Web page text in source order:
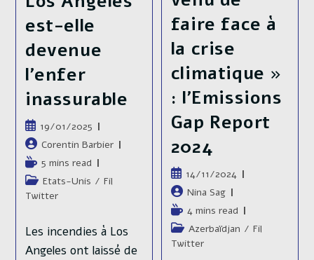
est-elle
devenue
l’enfer
inassurable
Publication
publiée :
19/01/2025
Auteur/autrice
de
la
publication :
Corentin Barbier
Temps
de
lecture :
5 mins read
Post
category:
Etats-Unis / Fil
Twitter
Les incendies à Los
Angeles ont laissé de
faire face à
la crise
climatique »
: l’Emissions
Gap Report
2024
Publication
publiée :
14/11/2024
Auteur/autrice
de
la
publication :
Nina Sag
Temps
de
lecture :
4 mins read
Post
category:
Azerbaïdjan / Fil
Twitter